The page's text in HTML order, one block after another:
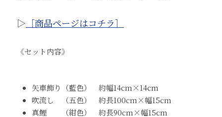
▷ ［商品ページはコチラ］
《セット内容》
矢車飾り（藍色）　約幅14cm×14cm
吹流し　（五色）　約長100cm×幅15cm
真鯉　　（紺色）　約長90cm×幅15cm